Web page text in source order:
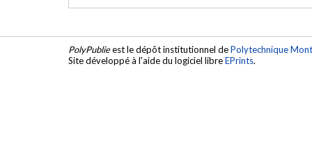
PolyPublieest le dépôt institutionnel dePolytechnique
Site développé à l'aide du logiciel libreEPrints.